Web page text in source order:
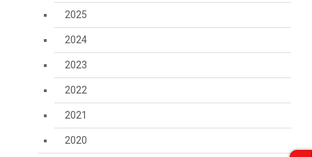
2025
2024
2023
2022
2021
2020